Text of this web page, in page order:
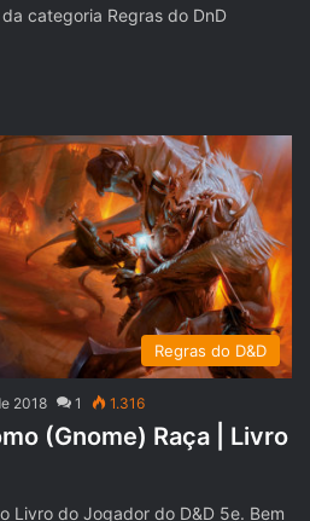
categoria Regras do DnD
Regras do D&D
2018 1 1.316
(Gnome) Raça | Livro
Livro do Jogador do D&D 5e. Bem